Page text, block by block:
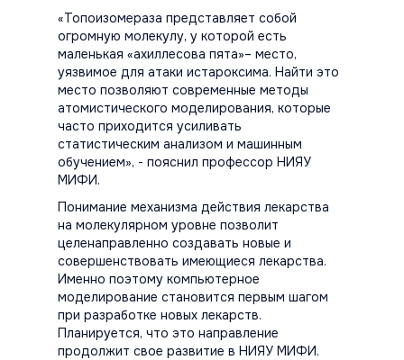
«Топоизомераза представляет собой
огромную молекулу, у которой есть
маленькая «ахиллесова пята»– место,
уязвимое для атаки истароксима. Найти это
место позволяют современные методы
атомистического моделирования, которые
часто приходится усиливать
статистическим анализом и машинным
обучением», - пояснил профессор НИЯУ
МИФИ.
Понимание механизма действия лекарства
на молекулярном уровне позволит
целенаправленно создавать новые и
совершенствовать имеющиеся лекарства.
Именно поэтому компьютерное
моделирование становится первым шагом
при разработке новых лекарств.
Планируется, что это направление
продолжит свое развитие в НИЯУ МИФИ.